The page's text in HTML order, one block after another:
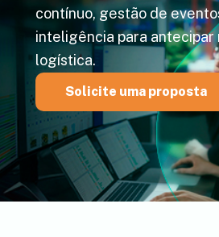
contínuo, gestão de
inteligência para antecipar
logística.
Solicite uma proposta